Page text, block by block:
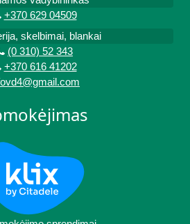
+370 629 04509
skelbimai, blankai
(0 310) 52 343
+370 616 41202